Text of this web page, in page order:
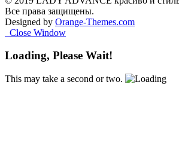
Все права защищены.
Designed by Orange-Themes.com
Close Window
Loading, Please Wait!
This may take a second or two.